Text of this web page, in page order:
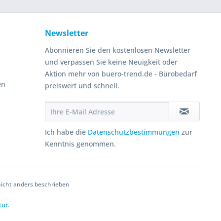
Newsletter
Abonnieren Sie den kostenlosen Newsletter
und verpassen Sie keine Neuigkeit oder
Aktion mehr von buero-trend.de - Bürobedarf
preiswert und schnell.
Ich habe die Datenschutzbestimmungen zur
Kenntnis genommen.
anders beschrieben
.